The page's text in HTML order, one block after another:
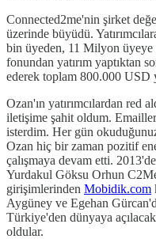
Connected2me'nin şirket
üzerinde büyüdü.
bin üyeden, 11 Milyon üyeye
fonundan yatırım yaptıktan
ederek toplam 800.000 USD
Ozan'ın yatırımcılardan red
iletişime şahit oldum.
isterdim. Her gün
Ozan hiç bir zaman pozitif
çalışmaya devam etti.
Yurdakul Göksu Orhun
girişimlerinden Mobidik.com
Aygüney ve Egehan
Türkiye'den dünyaya
oldular.